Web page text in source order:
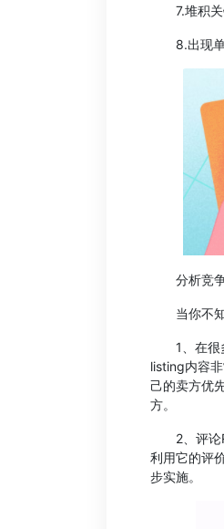
7.堆积关
8.出现单
分析竞争
当你不知
1、在很多
listing内容
己的卖方优
方。
2、评论
利用它的评
步实施。